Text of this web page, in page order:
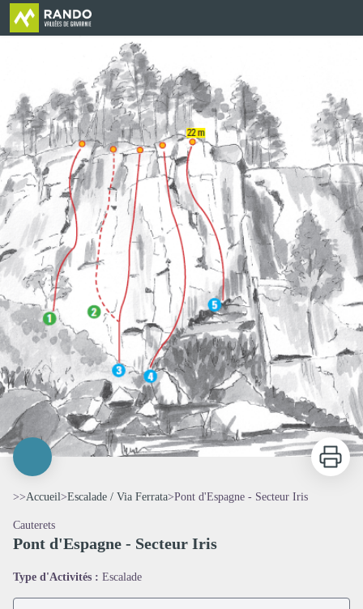
Pont d'Espagne - Secteur Iris
Imprimer
>>Accueil>Escalade / Via Ferrata>Pont d'Espagne - Secteur Iris
Cauterets
Pont d'Espagne - Secteur Iris
Type d'Activités : Escalade